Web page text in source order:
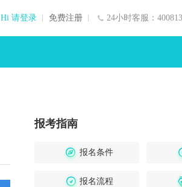
24小时客服：
Hi 请登录 免费注册
报考指南
报名条件
报名流程